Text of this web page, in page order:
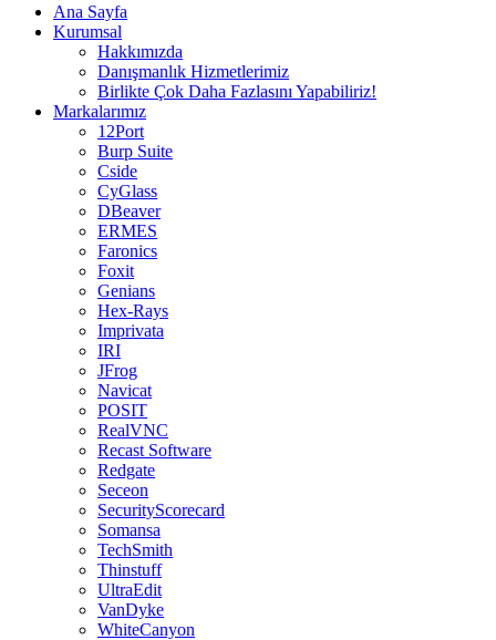
Ana Sayfa
Kurumsal
Hakkımızda
Danışmanlık Hizmetlerimiz
Birlikte Çok Daha Fazlasını Yapabiliriz!
Markalarımız
12Port
Burp Suite
Cside
CyGlass
DBeaver
ERMES
Faronics
Foxit
Genians
Hex-Rays
Imprivata
IRI
JFrog
Navicat
POSIT
RealVNC
Recast Software
Redgate
Seceon
SecurityScorecard
Somansa
TechSmith
Thinstuff
UltraEdit
VanDyke
WhiteCanyon